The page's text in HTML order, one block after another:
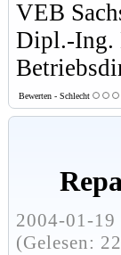
VEB
Dipl.-Ing.
Bewerten - Schlecht
2004-01-
(Gelesen: